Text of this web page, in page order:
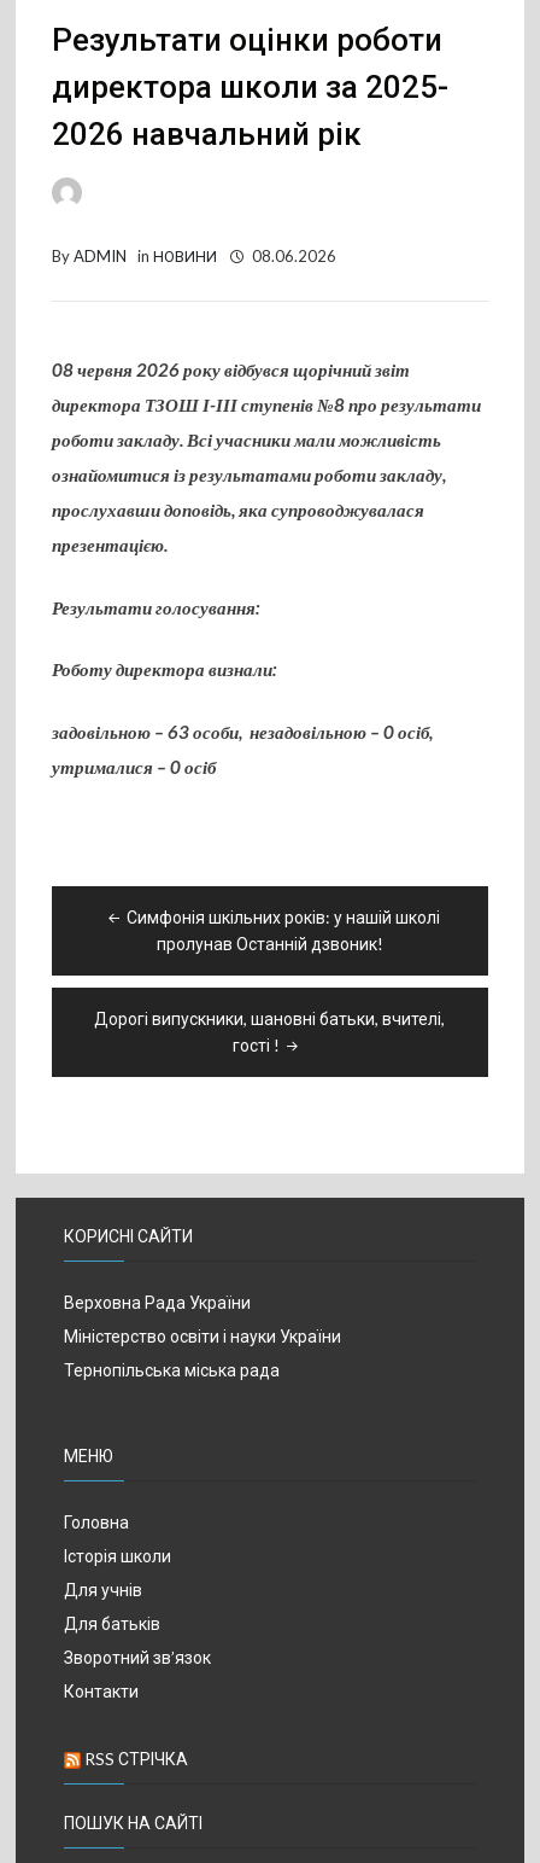
Результати оцінки роботи
директора школи за 2025-
2026 навчальний рік
ByADMIN inНОВИНИ 08.06.2026
08 червня 2026 року відбувся щорічний звіт
директора ТЗОШ І-ІІІ ступенів №8 про результати
роботи закладу. Всі учасники мали можливість
ознайомитися із результатами роботи закладу,
прослухавши доповідь, яка супроводжувалася
презентацією.
Результати голосування:
Роботу директора визнали:
задовільною – 63 особи, незадовільною – 0 осіб,
утрималися – 0 осіб
записівСимфонія шкільних років: у нашій школі
пролунав Останній дзвоник!
Дорогі випускники, шановні батьки, вчителі,
гості !
КОРИСНІ САЙТИ
Верховна Рада України
Міністерство освіти і науки України
Тернопільська міська рада
МЕНЮ
Головна
Історія школи
Для учнів
Для батьків
Зворотний зв’язок
Контакти
RSS СТРІЧКА
ПОШУК НА САЙТІ